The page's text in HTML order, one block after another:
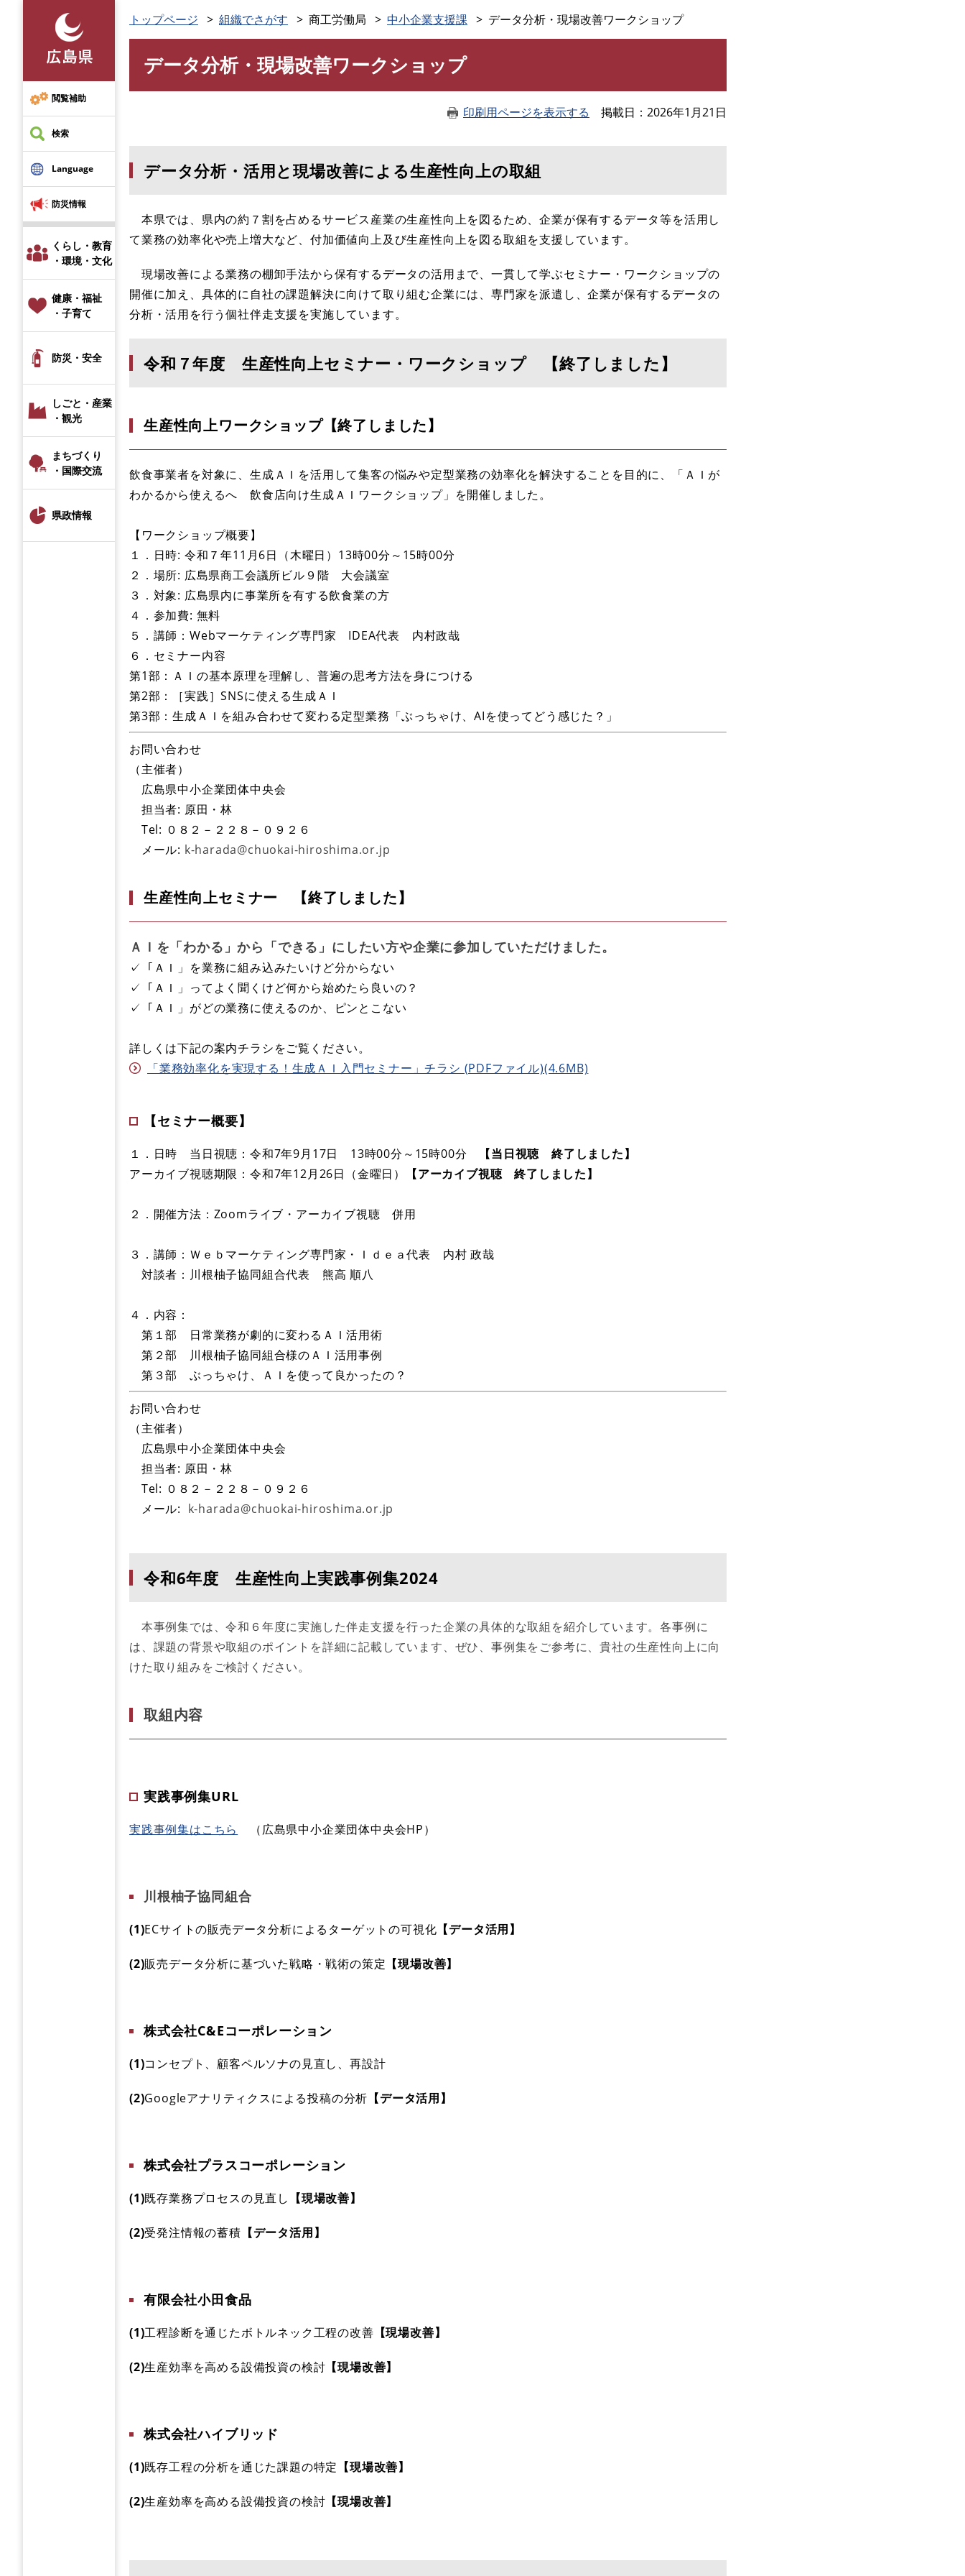
先
頭
で
す
閲覧補助
検索
Language
防災情報
くらし・教育
・環境・文化
健康・福祉
・子育て
防災・安全
しごと・産業
・観光
まちづくり
・国際交流
県政情報
トップページ 組織でさがす 商工労働局 中小企業支援課 データ分析・現場改善ワークショップ
データ分析・現場改善ワークショップ
印刷用ページを表示する 掲載日 2026年1月21日
データ分析・活用と現場改善による生産性向上の取組
本県では、県内の約７割を占めるサービス産業の生産性向上を図るため、企業が保有するデータ等を活用し
て業務の効率化や売上増大など、付加価値向上及び生産性向上を図る取組を支援しています。
現場改善による業務の棚卸手法から保有するデータの活用まで、一貫して学ぶセミナー・ワークショップの
開催に加え、具体的に自社の課題解決に向けて取り組む企業には、専門家を派遣し、企業が保有するデータの
分析・活用を行う個社伴走支援を実施しています。
令和７年度 生産性向上セミナー・ワークショップ 【終了しました】
​生産性向上ワークショップ【終了しました】
飲食事業者を対象に、生成ＡＩを活用して集客の悩みや定型業務の効率化を解決することを目的に、「ＡＩが
わかるから使えるへ 飲食店向け生成ＡＩワークショップ」を開催しました。
【ワークショップ概要】
１．日時: 令和７年11月6日（木曜日）13時00分～15時00分
２．場所: 広島県商工会議所ビル９階 大会議室
３．対象: 広島県内に事業所を有する飲食業の方
４．参加費: 無料
５．講師：Webマーケティング専門家 IDEA代表 内村政哉
６．セミナー内容
第1部：ＡＩの基本原理を理解し、普遍の思考方法を身につける
第2部：［実践］SNSに使える生成ＡＩ
第3部：生成ＡＩを組み合わせて変わる定型業務「ぶっちゃけ、AIを使ってどう感じた？」
お問い合わせ
（主催者）
広島県中小企業団体中央会
担当者: 原田・林
Tel: ０８２－２２８－０９２６
メール: k-harada@chuokai-hiroshima.or.jp
生産性向上セミナー 【終了しました】
ＡＩを「わかる」から「できる」にしたい方や企業に参加していただけました。
✓「ＡＩ」を業務に組み込みたいけど分からない
✓「ＡＩ」ってよく聞くけど何から始めたら良いの？
✓「ＡＩ」がどの業務に使えるのか、ピンとこない
詳しくは下記の案内チラシをご覧ください。
「業務効率化を実現する！生成ＡＩ入門セミナー」チラシ (PDFファイル)(4.6MB)
【セミナー概要】
１．日時 当日視聴：令和7年9月17日 13時00分～15時00分
【当日視聴 終了しました】
アーカイブ視聴期限：令和7年12月26日（金曜日）
【アーカイブ視聴 終了しました】
２．開催方法：Zoomライブ・アーカイブ視聴 併用
３．講師：Ｗｅｂマーケティング専門家・Ｉｄｅａ代表 内村 政哉
対談者：川根柚子協同組合代表 熊高 順八
４．内容：
第１部 日常業務が劇的に変わるＡＩ活用術
第２部 川根柚子協同組合様のＡＩ活用事例
第３部 ぶっちゃけ、ＡＩを使って良かったの？
お問い合わせ
（主催者）
広島県中小企業団体中央会
担当者: 原田・林
Tel: ０８２－２２８－０９２６
メール: k-harada@chuokai-hiroshima.or.jp
令和6年度 生産性向上実践事例集2024
本事例集では、令和６年度に実施した伴走支援を行った企業の具体的な取組を紹介しています。各事例に
は、課題の背景や取組のポイントを詳細に記載しています、ぜひ、事例集をご参考に、貴社の生産性向上に向
けた取り組みをご検討ください。
取組内容
実践事例集URL
実践事例集はこちら （広島県中小企業団体中央会HP）
川根柚子協同組合
(1)ECサイトの販売データ分析によるターゲットの可視化 【データ活用】
(2)販売データ分析に基づいた戦略・戦術の策定 【現場改善】
株式会社C&Eコーポレーション
(1)コンセプト、顧客ペルソナの見直し、再設計
(2)Googleアナリティクスによる投稿の分析 【データ活用】
株式会社プラスコーポレーション
(1)既存業務プロセスの見直し 【現場改善】
(2)受発注情報の蓄積 【データ活用】
有限会社小田食品
(1)工程診断を通じたボトルネック工程の改善 【現場改善】
(2)生産効率を高める設備投資の検討 【現場改善】
株式会社ハイブリッド
(1)既存工程の分析を通じた課題の特定 【現場改善】
(2)生産効率を高める設備投資の検討 【現場改善】